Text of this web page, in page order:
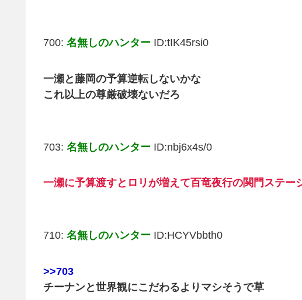
700: 名無しのハンター ID:tIK45rsi0
一瀬と藤岡の予算逆転しないかな
これ以上の尊厳破壊ないだろ
703: 名無しのハンター ID:nbj6x4s/0
一瀬に予算渡すとロリが増えて百竜夜行の関門ステー
710: 名無しのハンター ID:HCYVbbth0
>>703
チーナンと世界観にこだわるよりマシそうで草